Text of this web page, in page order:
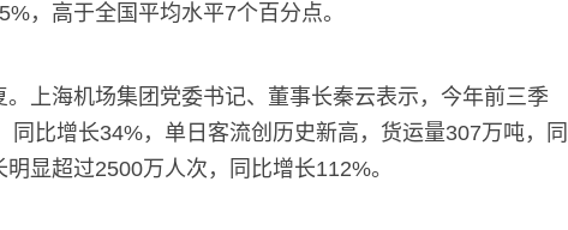
，高于全国平均水平7个百分点。
海机场集团党委书记、董事长秦云表示，今年前三季
同比增长34%，单日客流创历史新高，货运量307万吨，同
显超过2500万人次，同比增长112%。